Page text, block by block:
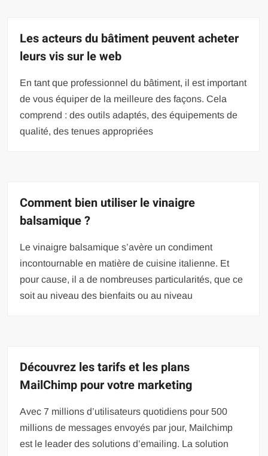
Les acteurs du bâtiment peuvent acheter
leurs vis sur le web
En tant que professionnel du bâtiment, il est important
de vous équiper de la meilleure des façons. Cela
comprend : des outils adaptés, des équipements de
qualité, des tenues appropriées
Comment bien utiliser le vinaigre
balsamique ?
Le vinaigre balsamique s’avère un condiment
incontournable en matière de cuisine italienne. Et
pour cause, il a de nombreuses particularités, que ce
soit au niveau des bienfaits ou au niveau
Découvrez les tarifs et les plans
MailChimp pour votre marketing
Avec 7 millions d’utilisateurs quotidiens pour 500
millions de messages envoyés par jour, Mailchimp
est le leader des solutions d’emailing. La solution